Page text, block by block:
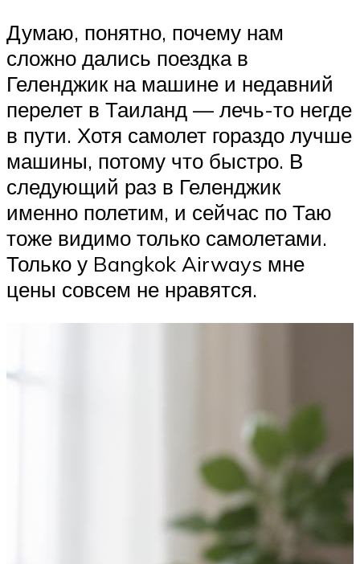
Думаю, понятно, почему нам
сложно дались поездка в
Геленджик на машине и недавний
перелет в Таиланд — лечь-то негде
в пути. Хотя самолет гораздо лучше
машины, потому что быстро. В
следующий раз в Геленджик
именно полетим, и сейчас по Таю
тоже видимо только самолетами.
Только у Bangkok Airways мне
цены совсем не нравятся.